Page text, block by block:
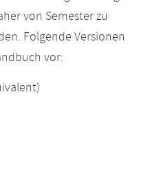
von Semester zu
Folgende Versionen
vor: